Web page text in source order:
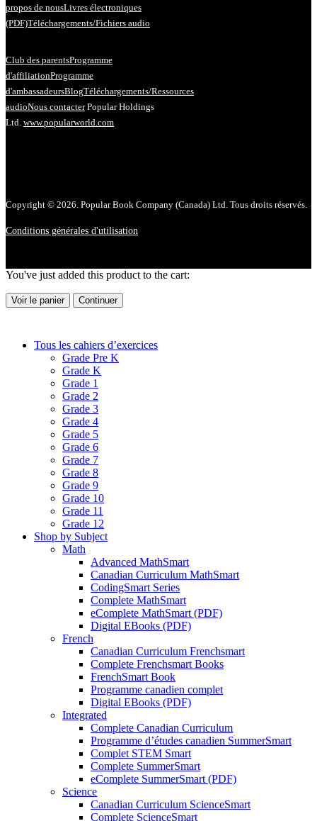
propos de nousLivres électroniques
(PDF)Téléchargements/Fichiers audio
Club des parentsProgramme
d'affiliationProgramme
d'ambassadeursBlogTéléchargements/Ressources
audioNous contacter Popular Holdings
Ltd. www.popularworld.com
Copyright © 2026. Popular Book Company (Canada) Ltd. Tous droits réservés.
Conditions générales d'utilisation
You've just added this product to the cart:
Voir le panier Continuer
Tous les cahiers d’exercices
Grade Pre K
Grade K
Grade 1
Grade 2
Grade 3
Grade 4
Grade 5
Grade 6
Grade 7
Grade 8
Grade 9
Grade 10
Grade 11
Grade 12
Shop by Subject
Math
Advanced MathSmart
Canadian Curriculum MathSmart
CodingSmart Series
Complete MathSmart
eComplete MathSmart (PDF)
Digital EBooks (PDF)
French
Canadian Curriculum Frenchsmart
Complete Frenchsmart Books
FrenchSmart Book
Programme canadien complet
Digital EBooks (PDF)
Integrated
Complete Canadian Curriculum
Programme d’études canadien SummerSmart
Complet STEM Smart
Complete SummerSmart
eComplete SummerSmart (PDF)
Science
Canadian Curriculum ScienceSmart
Complete ScienceSmart